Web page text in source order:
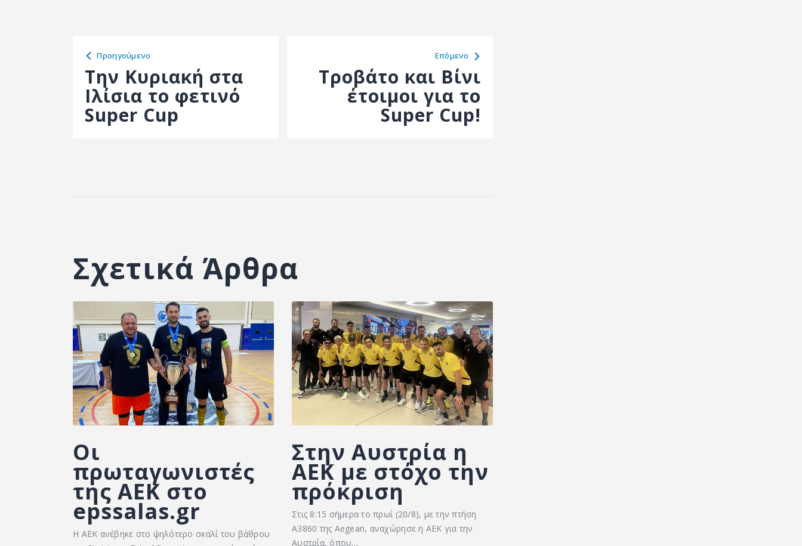
Προηγούμενο
Την Κυριακή στα
Ιλίσια το φετινό
Super Cup
Eπόμενο
Τροβάτο και Βίνι
έτοιμοι για το
Super Cup!
Σχετικά Άρθρα
Οι
πρωταγωνιστές
της ΑΕΚ στο
epssalas.gr
Η ΑΕΚ ανέβηκε στο ψηλότερο σκαλί του βάθρου
Στην Αυστρία η
ΑΕΚ με στόχο την
πρόκριση
Στις 8:15 σήμερα το πρωί (20/8), με την πτήση
Α3860 της Aegean, αναχώρησε η ΑΕΚ για την
Αυστρία, όπου…